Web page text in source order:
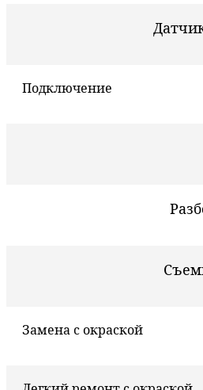
Подключение
Замена с окраской